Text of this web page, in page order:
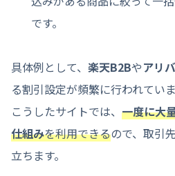
です。
具体例として、 楽天B2Bやアリ
る割引設定が頻繁に行われていま
こうしたサイトでは、 一度に大
仕組みを利用できるので、取引
立ちます。